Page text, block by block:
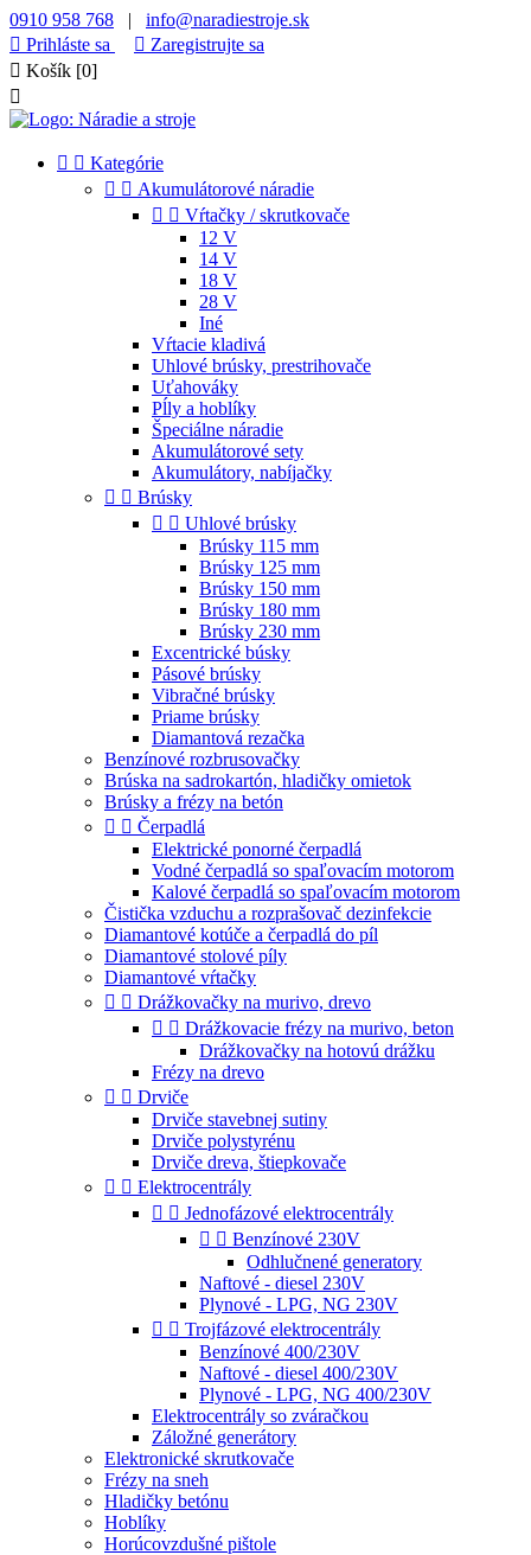
0910 958 768 | info@naradiestroje.sk
 Prihláste sa  Zaregistrujte sa
 Košík [0]

  Kategórie
  Akumulátorové náradie
  Vŕtačky / skrutkovače
12 V
14 V
18 V
28 V
Iné
Vŕtacie kladivá
Uhlové brúsky, prestrihovače
Uťahováky
Pĺly a hoblíky
Špeciálne náradie
Akumulátorové sety
Akumulátory, nabíjačky
  Brúsky
  Uhlové brúsky
Brúsky 115 mm
Brúsky 125 mm
Brúsky 150 mm
Brúsky 180 mm
Brúsky 230 mm
Excentrické búsky
Pásové brúsky
Vibračné brúsky
Priame brúsky
Diamantová rezačka
Benzínové rozbrusovačky
Brúska na sadrokartón, hladičky omietok
Brúsky a frézy na betón
  Čerpadlá
Elektrické ponorné čerpadlá
Vodné čerpadlá so spaľovacím motorom
Kalové čerpadlá so spaľovacím motorom
Čistička vzduchu a rozprašovač dezinfekcie
Diamantové kotúče a čerpadlá do píl
Diamantové stolové píly
Diamantové vŕtačky
  Drážkovačky na murivo, drevo
  Drážkovacie frézy na murivo, beton
Drážkovačky na hotovú drážku
Frézy na drevo
  Drviče
Drviče stavebnej sutiny
Drviče polystyrénu
Drviče dreva, štiepkovače
  Elektrocentrály
  Jednofázové elektrocentrály
  Benzínové 230V
Odhlučnené generatory
Naftové - diesel 230V
Plynové - LPG, NG 230V
  Trojfázové elektrocentrály
Benzínové 400/230V
Naftové - diesel 400/230V
Plynové - LPG, NG 400/230V
Elektrocentrály so zváračkou
Záložné generátory
Elektronické skrutkovače
Frézy na sneh
Hladičky betónu
Hoblíky
Horúcovzdušné pištole